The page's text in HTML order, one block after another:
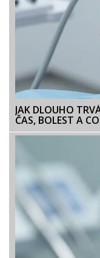
JAK DLOUHO
ČAS, BOLEST A